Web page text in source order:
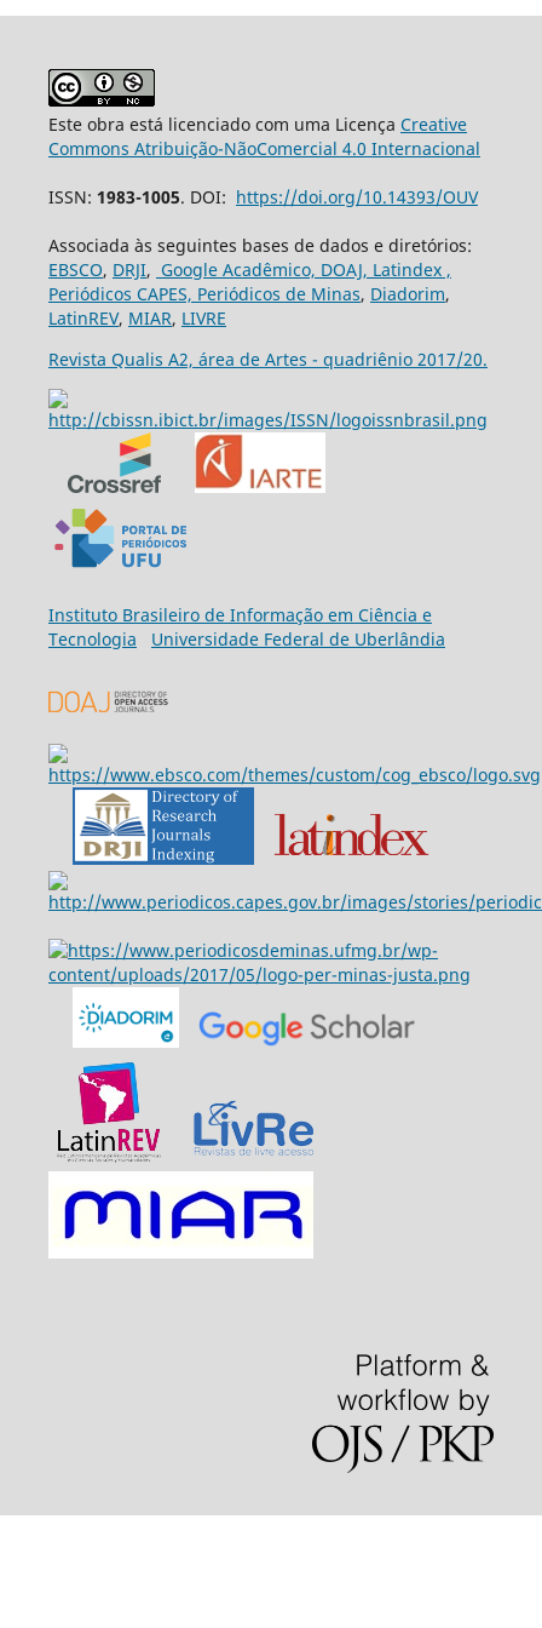
Este obra está licenciado com uma Licença Creative
Commons Atribuição-NãoComercial 4.0 Internacional
ISSN: 1983-1005. DOI: https://doi.org/10.14393/OUV
Associada às seguintes bases de dados e diretórios:
EBSCO, DRJI, Google Acadêmico, DOAJ, Latindex ,
Periódicos CAPES, Periódicos de Minas, Diadorim,
LatinREV, MIAR, LIVRE
Revista Qualis A2, área de Artes - quadriênio 2017/20.
Instituto Brasileiro de Informação em Ciência e
Tecnologia
Universidade Federal de Uberlândia